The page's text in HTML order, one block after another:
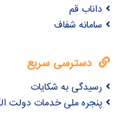
داناب قم
سامانه شفاف
دسترسی سریع
رسیدگی به شکایات
پنجره ملی خدمات دولت